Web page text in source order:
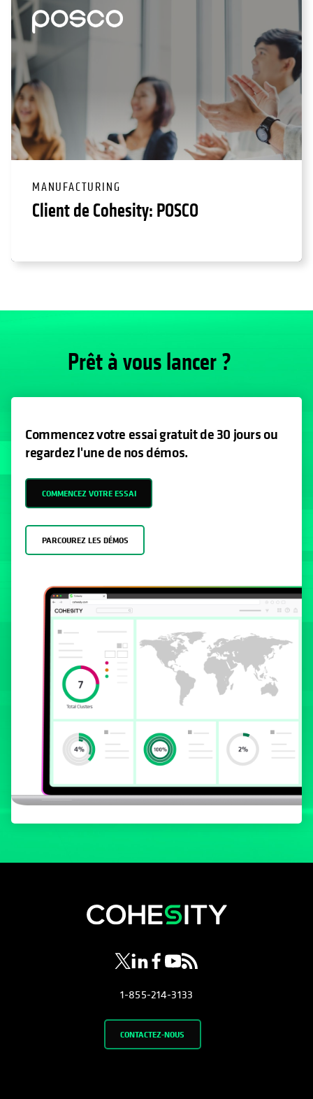
MANUFACTURING
Client de Cohesity: POSCO
Prêt à vous lancer ?
Commencez votre essai gratuit de 30 jours ou
regardez l'une de nos démos.
COMMENCEZ VOTRE ESSAI
PARCOUREZ LES DÉMOS
s’ouvre dans un nouvel onglet
s’ouvre dans un nouvel onglet
s’ouvre dans un nouvel onglet
s’ouvre dans un nouvel
s’ouvre dans un nouvel
1-855-214-3133
CONTACTEZ-NOUS